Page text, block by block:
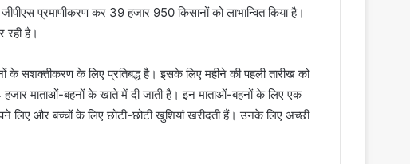
प्रमाणीकरण कर 39 हजार 950 किसानों को लाभान्वित किया है।
रही है।
के सशक्तीकरण के लिए प्रतिबद्ध है। इसके लिए महीने की पहली तारीख को
हजार माताओं-बहनों के खाते में दी जाती है। इन माताओं-बहनों के लिए एक
लिए और बच्चों के लिए छोटी-छोटी खुशियां खरीदती हैं। उनके लिए अच्छी